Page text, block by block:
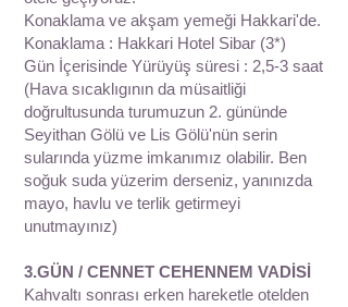
Konaklama ve akşam yemeği Hakkari'de.
Konaklama : Hakkari Hotel Sibar (3*)
Gün İçerisinde Yürüyüş süresi : 2,5-3 saat
(Hava sıcaklıgının da müsaitliği
doğrultusunda turumuzun 2. gününde
Seyithan Gölü ve Lis Gölü'nün serin
sularında yüzme imkanımız olabilir. Ben
soğuk suda yüzerim derseniz, yanınızda
mayo, havlu ve terlik getirmeyi
unutmayınız)
3.GÜN / CENNET CEHENNEM VADİSİ
Kahvaltı sonrası erken hareketle otelden